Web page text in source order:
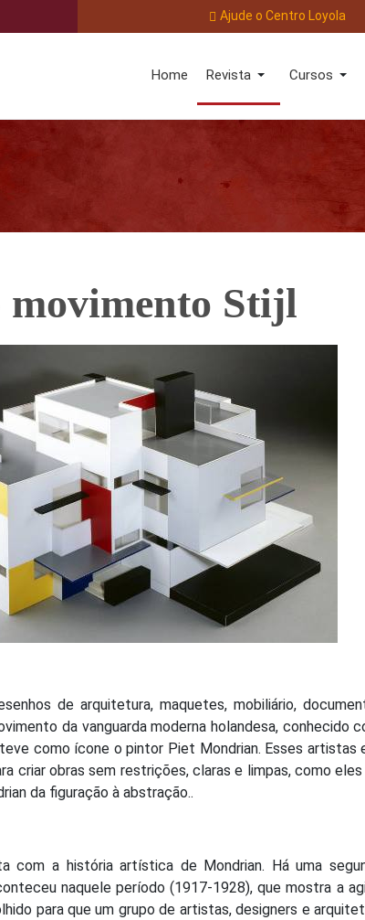
Ajude o Centro Loyola
Home Revista Cursos
Stijl
de arquitetura, maquetes, mobiliário,
da vanguarda moderna holandesa, conhecido
como ícone o pintor Piet Mondrian. Esses artistas
criar obras sem restrições, claras e limpas, como
da figuração à abstração..
com a história artística de Mondrian. Há uma
naquele período (1917-1928), que mostra a
para que um grupo de artistas, designers e